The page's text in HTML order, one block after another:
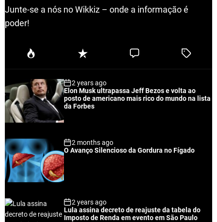
Junte-se a nós no Wikkiz – onde a informação é
poder!
P
u
a
r
R
e
n
t
C
e
T
e
2 years ago
Elon Musk ultrapassa Jeff Bezos e volta ao
posto de americano mais rico do mundo na lista
da Forbes
2 months ago
O Avanço Silencioso da Gordura no Fígado
2 years ago
Lula assina decreto de reajuste da tabela do
Imposto de Renda em evento em São Paulo